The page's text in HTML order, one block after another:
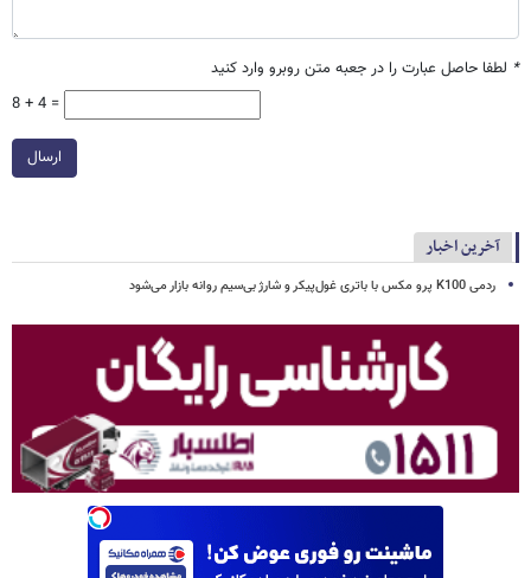
* لطفا حاصل عبارت را در جعبه متن روبرو وارد کنید
8 + 4 =
ارسال
آخرین اخبار
ردمی K100 پرو مکس با باتری غول‌پیکر و شارژ بی‌سیم روانه بازار می‌شود